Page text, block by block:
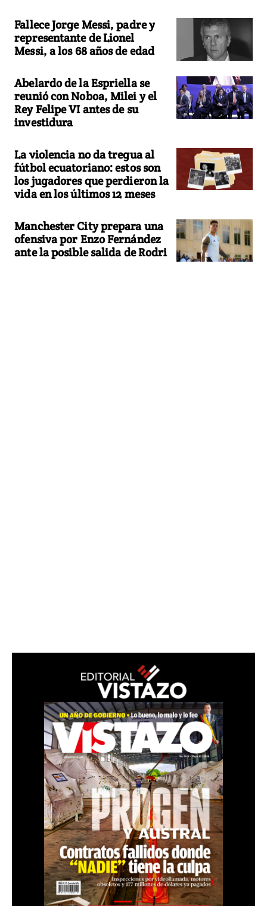
Fallece Jorge Messi, padre y
representante de Lionel
Messi, a los 68 años de edad
Abelardo de la Espriella se
reunió con Noboa, Milei y el
Rey Felipe VI antes de su
investidura
La violencia no da tregua al
fútbol ecuatoriano: estos son
los jugadores que perdieron la
vida en los últimos 12 meses
Manchester City prepara una
ofensiva por Enzo Fernández
ante la posible salida de Rodri